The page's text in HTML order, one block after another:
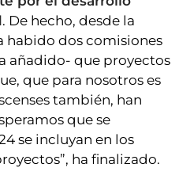
. De hecho, desde la
habido dos comisiones
añadido- que proyectos
que para nosotros es
también, han
que se
se incluyan en los
ha finalizado.